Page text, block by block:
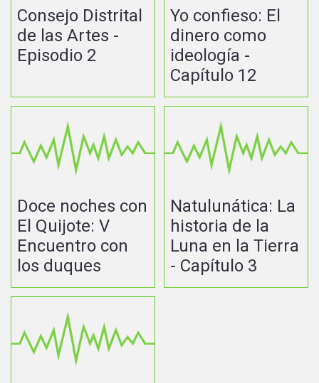
Consejo Distrital
de las Artes -
Episodio 2
Yo confieso: El
dinero como
ideología -
Capítulo 12
Doce noches con
El Quijote: V
Encuentro con
los duques
Natulunática: La
historia de la
Luna en la Tierra
- Capítulo 3